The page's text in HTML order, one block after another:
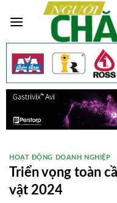
HOẠT ĐỘNG DOANH NGHIỆP
Triển vọng toàn
vật 2024